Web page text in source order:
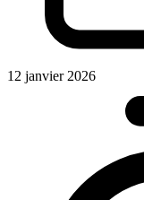
12 janvier 2026